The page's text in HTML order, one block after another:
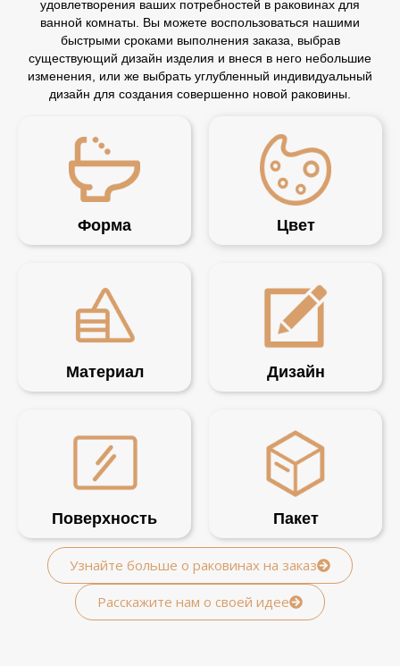
удовлетворения ваших потребностей в раковинах для
ванной комнаты. Вы можете воспользоваться нашими
быстрыми сроками выполнения заказа, выбрав
существующий дизайн изделия и внеся в него небольшие
изменения, или же выбрать углубленный индивидуальный
дизайн для создания совершенно новой раковины.
Форма Цвет
Материал Дизайн
Поверхность Пакет
Узнайте больше о раковинах на заказ
Расскажите нам о своей идее